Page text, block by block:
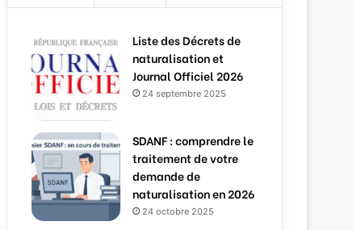
Liste des Décrets de
naturalisation et
Journal Officiel 2026
24 septembre 2025
SDANF : comprendre le
traitement de votre
demande de
naturalisation en 2026
24 octobre 2025